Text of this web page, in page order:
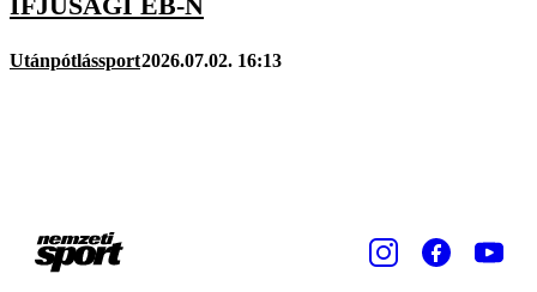
Utánpótlássport2026.07.02. 16:13